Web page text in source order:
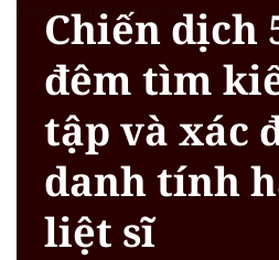
Chiến dịch
đêm tìm
tập và xác
danh tính
liệt sĩ